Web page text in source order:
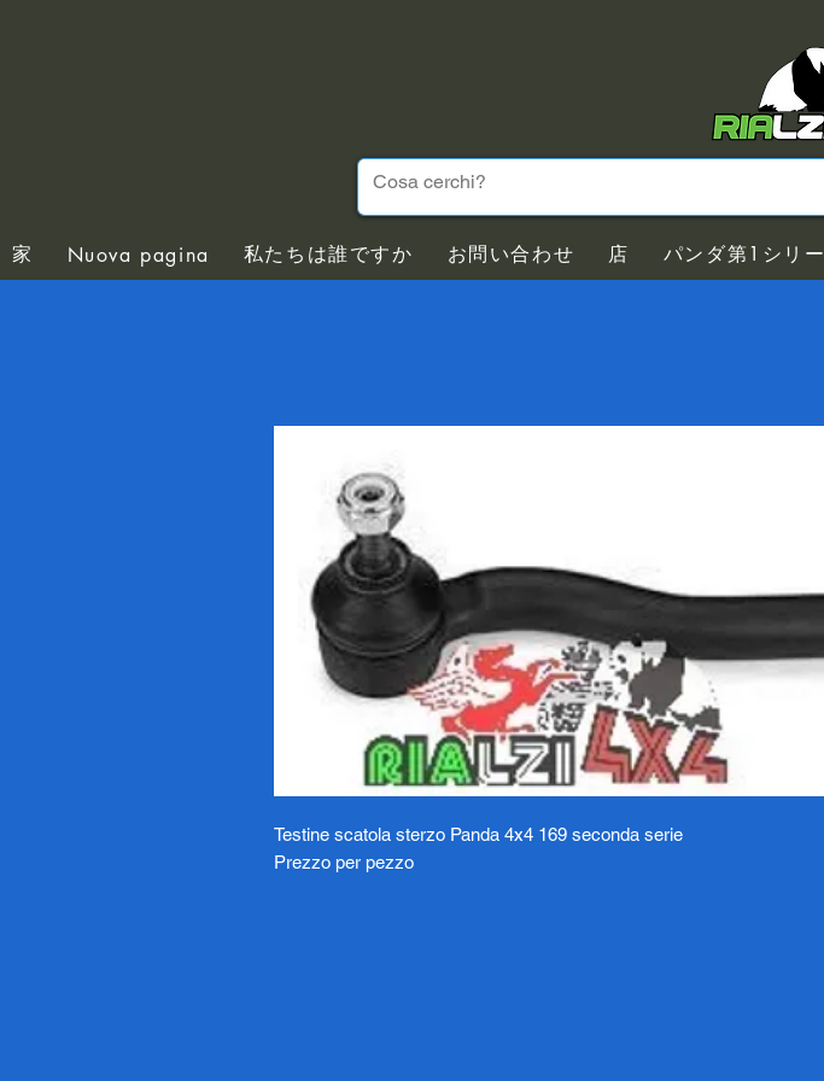
家 Nuova pagina 私たちは誰ですか お問い合わせ 店 パンダ第1シリ
Testine scatola sterzo Panda 4x4 169 seconda serie
Prezzo per pezzo